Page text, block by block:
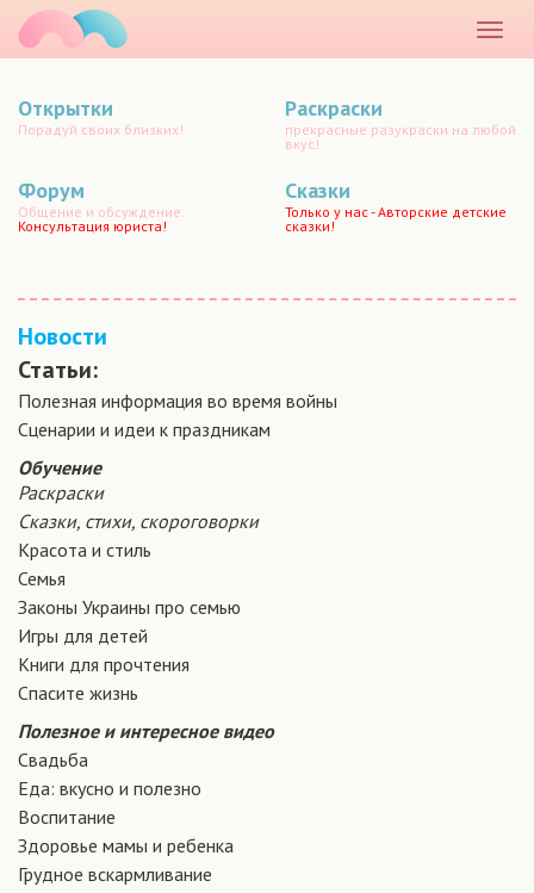
меню
Открытки
Порадуй своих близких!
Раскраски
прекрасные разукраски на любой
вкус!
Форум
Общение и обсуждение.
Консультация юриста!
Сказки
Только у нас - Авторские детские
сказки!
Новости
Статьи:
Полезная информация во время войны
Сценарии и идеи к праздникам
Обучение
Раскраски
Сказки, стихи, скороговорки
Красота и стиль
Семья
Законы Украины про семью
Игры для детей
Книги для прочтения
Спасите жизнь
Полезное и интересное видео
Свадьба
Еда: вкусно и полезно
Воспитание
Здоровье мамы и ребенка
Грудное вскармливание